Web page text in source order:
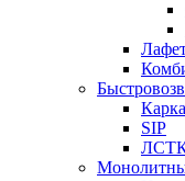
SIP